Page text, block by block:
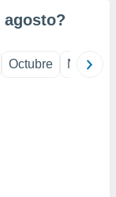
agosto?
Octubre